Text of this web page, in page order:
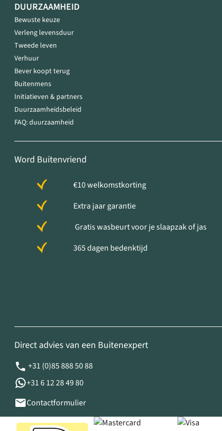
DUURZAAMHEID
Bewuste keuze
Verleng levensduur
Tweede leven
Verhuur
Bever koopt terug
Buitenmens
Initiatieven & partners
Duurzaamheidsbeleid
FAQ: duurzaamheid
Word Buitenvriend
€10 welkomstkorting
Extra jaar garantie
Gratis wasbeurt voor je slaapzak of jas
365 dagen bedenktijd
Direct advies van een Buitenexpert
+31 (0)85 888 50 88
+31 6 12 28 49 80
Contactformulier